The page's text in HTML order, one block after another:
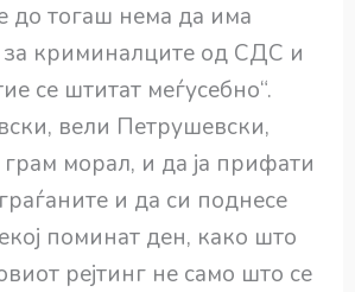
до тогаш нема да има
за криминалците од СДС и
се штитат меѓусебно“.
вели Петрушевски,
морал, и да ја прифати
и да си поднесе
поминат ден, како што
рејтинг не само што се